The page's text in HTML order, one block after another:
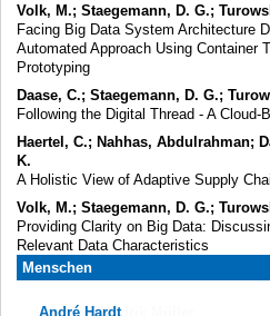
Volk, M.; Staegemann, D. G.;
Facing Big Data System Architecture
Automated Approach Using Container
Prototyping
Daase, C.; Staegemann, D. G.;
Following the Digital Thread - A Cloud-
Haertel, C.; Nahhas, Abdulrahman;
K.
A Holistic View of Adaptive Supply
Volk, M.; Staegemann, D. G.;
Providing Clarity on Big Data:
Relevant Data Characteristics
Menschen
André Hardt